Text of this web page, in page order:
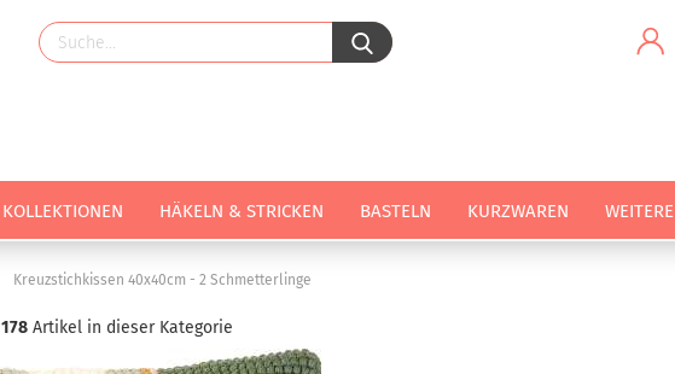
KOLLEKTIONEN HÄKELN & STRICKEN BASTELN KURZWAREN WEITERE
Kreuzstichkissen 40x40cm - 2 Schmetterlinge
178 Artikel in dieser Kategorie